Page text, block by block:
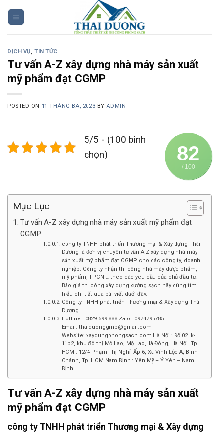
DỊCH VỤ,TIN TỨC
Tư vấn A-Z xây dựng nhà máy sản xuất
mỹ phẩm đạt CGMP
POSTED ON 11 THÁNG BA, 2023 BY ADMIN
82
/ 100
5/5 - (100 bình
chọn)
Mục Lục
Tư vấn A-Z xây dựng nhà máy sản xuất mỹ phẩm đạt
CGMP
công ty TNHH phát triển Thương mại & Xây dựng Thái
Dương là đơn vị chuyên tư vấn A-Z xây dựng nhà máy
sản xuất mỹ phẩm đạt CGMP cho các công ty, doanh
nghiệp. Công ty nhận thi công nhà máy dược phẩm,
mỹ phẩm, TPCN … theo các yêu cầu của chủ đầu tư.
Báo giá thi công xây dựng xưởng sạch hãy cùng tìm
hiểu chi tiết qua bài viết dưới đây.
Công ty TNHH phát triển Thương mại & Xây dựng Thái
Dương
Hotline : 0829 599 888 Zalo : 0974795785
Email: thaiduonggmp@gmail.com
Website: xaydungphongsach.com Hà Nội : Số 02 lk-
11b2, khu đô thị Mỗ Lao, Mộ Lao,Hà Đông, Hà Nội. Tp
HCM : 12/4 Phạm Thị Nghỉ, Ấp 6, Xã Vĩnh Lộc A, Bình
Chánh, Tp. HCM Nam Định : Yên Mỹ – Ý Yên – Nam
Định
Tư vấn A-Z xây dựng nhà máy sản xuất
mỹ phẩm đạt CGMP
công ty TNHH phát triển Thương mại & Xây dựng